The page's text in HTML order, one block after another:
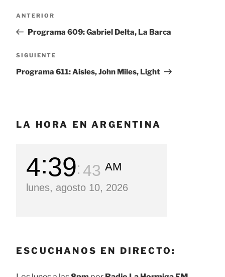
entradas
Entrada
anterior:
ANTERIOR
Programa 609: Gabriel Delta, La Barca
Siguiente
entrada
SIGUIENTE
Programa 611: Aisles, John Miles, Light
LA HORA EN ARGENTINA
4 39 45 AM
lunes, agosto 10, 2026
ESCUCHANOS EN DIRECTO: